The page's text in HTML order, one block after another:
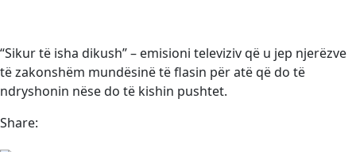
“Sikur të isha dikush” – emisioni televiziv që u jep njerëzve
të zakonshëm mundësinë të flasin për atë që do të
ndryshonin nëse do të kishin pushtet.
Share: